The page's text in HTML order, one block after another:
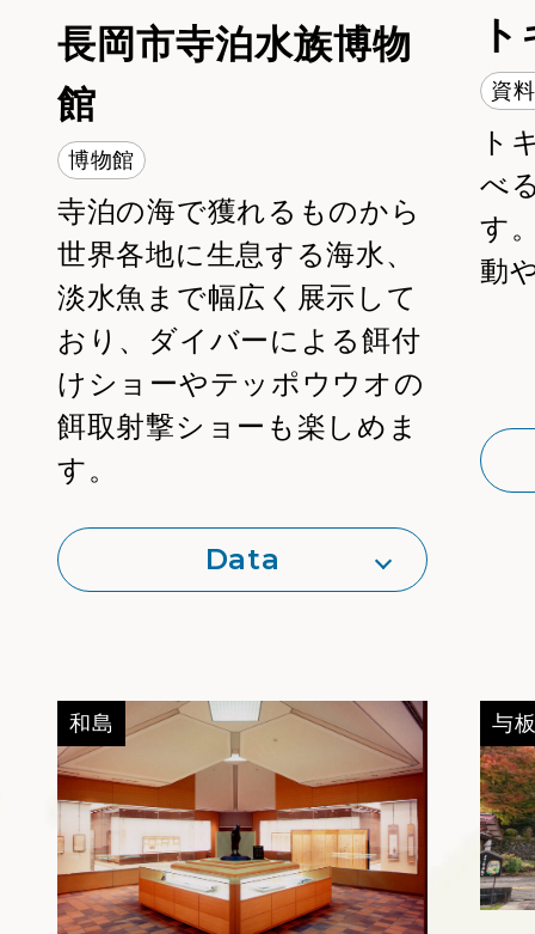
https://orataru.net/about-2/
備考：
長岡市寺泊水族博物
館
博物館
寺泊の海で獲れるものから
世界各地に生息する海水、
淡水魚まで幅広く展示して
おり、ダイバーによる餌付
けショーやテッポウウオの
餌取射撃ショーも楽しめま
す。
Data
MAP
資
ト
べ
す
動
和島 与